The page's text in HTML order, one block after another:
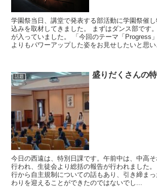
学園祭当日、講堂で発表する部活動に学園祭催
込みを取材してきました。 まずはダンス部です
が入っていました。 「今回のテーマ「Progress
よりもパワーアップした姿をお見せしたいと思
話題 盛りだくさんの
今日の西遠は、特別日課です。午前中は、中高
行われ、生徒会より総括の報告が行われました
行から自主規制についての話もあり、引き締ま
わりを迎えることができたのではないでし...